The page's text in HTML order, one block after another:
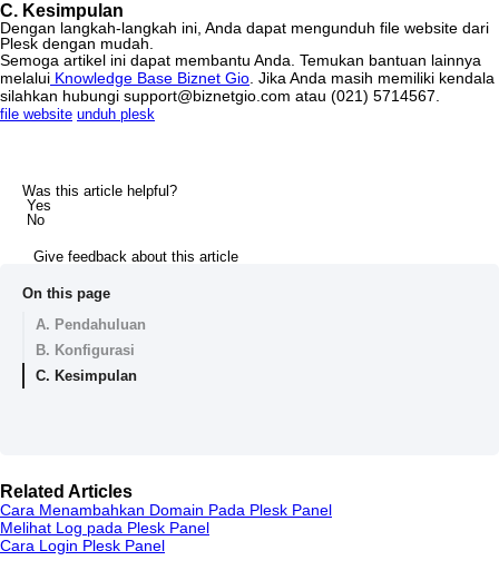
C. Kesimpulan
Dengan langkah-langkah ini Anda dapat mengunduh file website dari
Plesk dengan mudah
Semoga artikel ini dapat membantu Anda Temukan bantuan lainnya
melalui Knowledge Base Biznet Gio Jika Anda masih memiliki kendala
silahkan hubungi support@biznetgio com atau (021) 5714567
file website unduh plesk
Was this article helpful?
Yes
No
Give feedback about this article
On this page
A. Pendahuluan
B. Konfigurasi
C. Kesimpulan
Related Articles
Cara Menambahkan Domain Pada Plesk Panel
Melihat Log pada Plesk Panel
Cara Login Plesk Panel